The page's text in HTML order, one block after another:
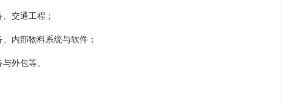
交通工程；
内部物料系统与软件；
外包等。